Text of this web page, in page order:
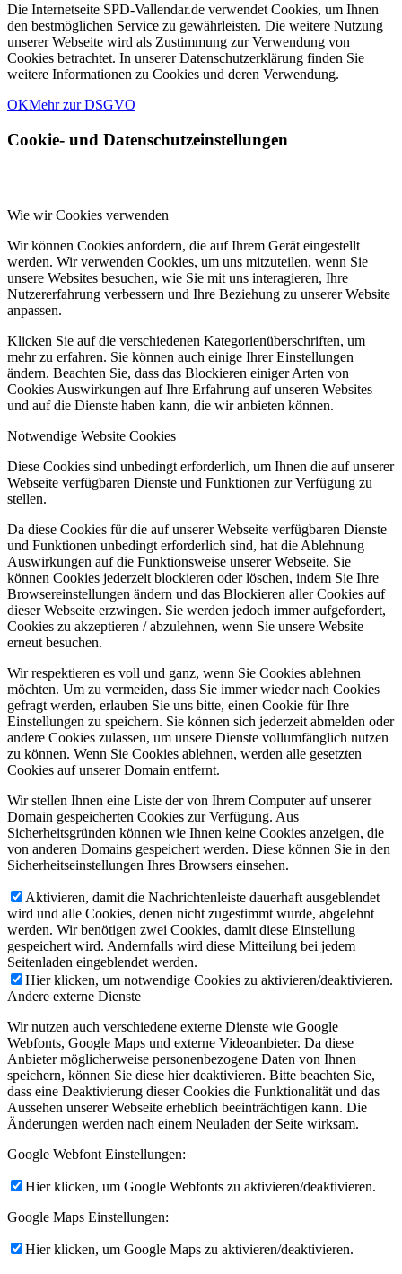
Die Internetseite SPD-Vallendar.de verwendet Cookies, um Ihnen
den bestmöglichen Service zu gewährleisten. Die weitere Nutzung
unserer Webseite wird als Zustimmung zur Verwendung von
Cookies betrachtet. In unserer Datenschutzerklärung finden Sie
weitere Informationen zu Cookies und deren Verwendung.
OKMehr zur DSGVO
Cookie- und Datenschutzeinstellungen
Wie wir Cookies verwenden
Wir können Cookies anfordern, die auf Ihrem Gerät eingestellt
werden. Wir verwenden Cookies, um uns mitzuteilen, wenn Sie
unsere Websites besuchen, wie Sie mit uns interagieren, Ihre
Nutzererfahrung verbessern und Ihre Beziehung zu unserer Website
anpassen.
Klicken Sie auf die verschiedenen Kategorienüberschriften, um
mehr zu erfahren. Sie können auch einige Ihrer Einstellungen
ändern. Beachten Sie, dass das Blockieren einiger Arten von
Cookies Auswirkungen auf Ihre Erfahrung auf unseren Websites
und auf die Dienste haben kann, die wir anbieten können.
Notwendige Website Cookies
Diese Cookies sind unbedingt erforderlich, um Ihnen die auf unserer
Webseite verfügbaren Dienste und Funktionen zur Verfügung zu
stellen.
Da diese Cookies für die auf unserer Webseite verfügbaren Dienste
und Funktionen unbedingt erforderlich sind, hat die Ablehnung
Auswirkungen auf die Funktionsweise unserer Webseite. Sie
können Cookies jederzeit blockieren oder löschen, indem Sie Ihre
Browsereinstellungen ändern und das Blockieren aller Cookies auf
dieser Webseite erzwingen. Sie werden jedoch immer aufgefordert,
Cookies zu akzeptieren / abzulehnen, wenn Sie unsere Website
erneut besuchen.
Wir respektieren es voll und ganz, wenn Sie Cookies ablehnen
möchten. Um zu vermeiden, dass Sie immer wieder nach Cookies
gefragt werden, erlauben Sie uns bitte, einen Cookie für Ihre
Einstellungen zu speichern. Sie können sich jederzeit abmelden oder
andere Cookies zulassen, um unsere Dienste vollumfänglich nutzen
zu können. Wenn Sie Cookies ablehnen, werden alle gesetzten
Cookies auf unserer Domain entfernt.
Wir stellen Ihnen eine Liste der von Ihrem Computer auf unserer
Domain gespeicherten Cookies zur Verfügung. Aus
Sicherheitsgründen können wie Ihnen keine Cookies anzeigen, die
von anderen Domains gespeichert werden. Diese können Sie in den
Sicherheitseinstellungen Ihres Browsers einsehen.
Aktivieren, damit die Nachrichtenleiste dauerhaft ausgeblendet
wird und alle Cookies, denen nicht zugestimmt wurde, abgelehnt
werden. Wir benötigen zwei Cookies, damit diese Einstellung
gespeichert wird. Andernfalls wird diese Mitteilung bei jedem
Seitenladen eingeblendet werden.
Hier klicken, um notwendige Cookies zu aktivieren/deaktivieren.
Andere externe Dienste
Wir nutzen auch verschiedene externe Dienste wie Google
Webfonts, Google Maps und externe Videoanbieter. Da diese
Anbieter möglicherweise personenbezogene Daten von Ihnen
speichern, können Sie diese hier deaktivieren. Bitte beachten Sie,
dass eine Deaktivierung dieser Cookies die Funktionalität und das
Aussehen unserer Webseite erheblich beeinträchtigen kann. Die
Änderungen werden nach einem Neuladen der Seite wirksam.
Google Webfont Einstellungen:
Hier klicken, um Google Webfonts zu aktivieren/deaktivieren.
Google Maps Einstellungen:
Hier klicken, um Google Maps zu aktivieren/deaktivieren.